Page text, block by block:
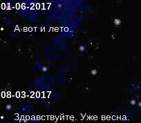
01-06-2017
А вот и лето.
08-03-2017
Здравствуйте. Уже весна.